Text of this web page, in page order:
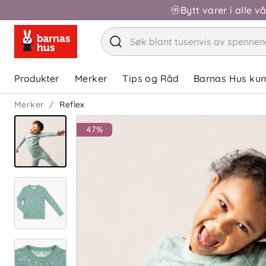
Bytt varer i alle
Produkter Merker Tips og Råd Barnas Hus
Merker Reflex
47%